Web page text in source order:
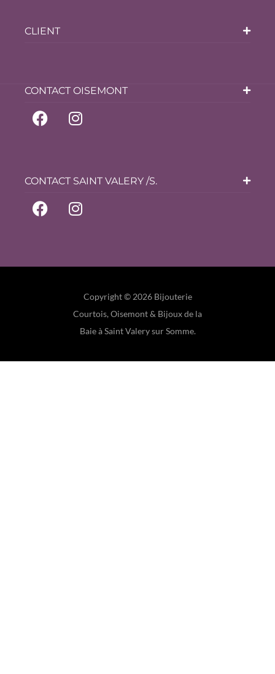
CLIENT
CONTACT OISEMONT
CONTACT SAINT VALERY /S.
Copyright © 2026 Bijouterie
Courtois, Oisemont & Bijoux de la
Baie à Saint Valery sur Somme.